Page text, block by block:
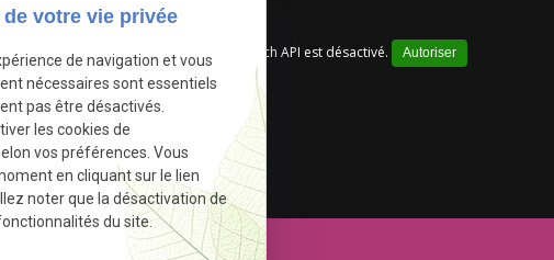
Google Maps Search API est désactivé. Autoriser
votre vie privée
de navigation et vous
nécessaires sont essentiels
pas être désactivés.
les cookies de
vos préférences. Vous
en cliquant sur le lien
noter que la désactivation de
du site.